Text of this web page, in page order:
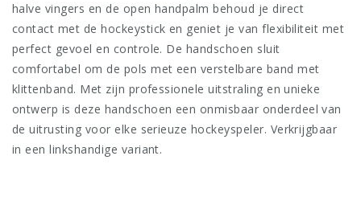
halve vingers en de open handpalm behoud je direct
contact met de hockeystick en geniet je van flexibiliteit met
perfect gevoel en controle. De handschoen sluit
comfortabel om de pols met een verstelbare band met
klittenband. Met zijn professionele uitstraling en unieke
ontwerp is deze handschoen een onmisbaar onderdeel van
de uitrusting voor elke serieuze hockeyspeler. Verkrijgbaar
in een linkshandige variant.